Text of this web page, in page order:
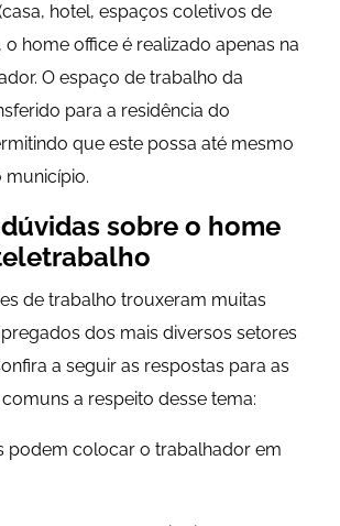
hotel, espaços coletivos de
o home office é realizado apenas na
O espaço de trabalho da
para a residência do
que este possa até mesmo
sobre o home
de trabalho trouxeram muitas
dos mais diversos setores
a seguir as respostas para as
a respeito desse tema:
podem colocar o trabalhador em